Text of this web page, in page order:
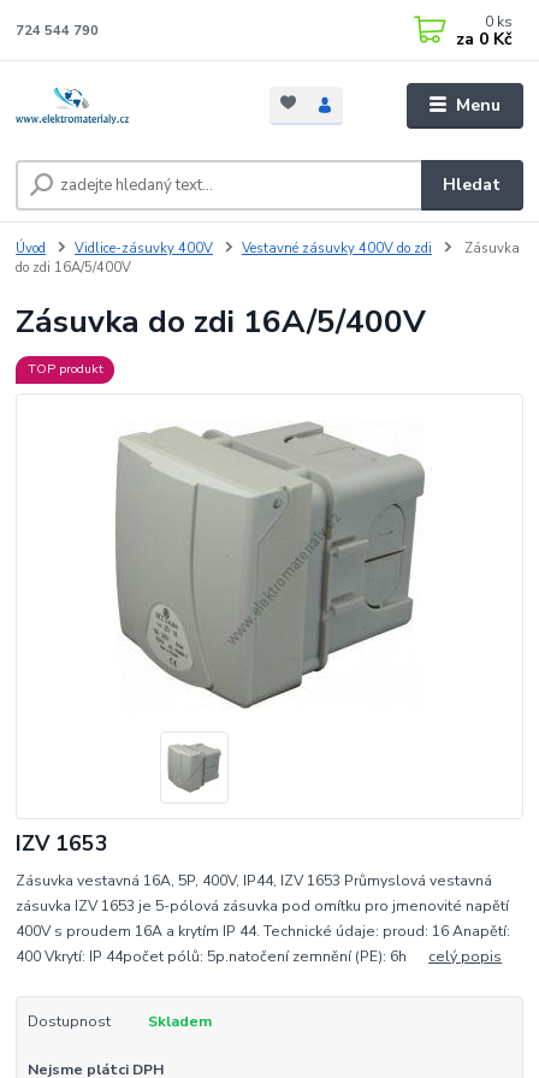
Menu
Hledat
724 544 790 0 ks
za 0 Kč
Úvod Vidlice-zásuvky 400V Vestavné zásuvky 400V do zdi
Zásuvka
do zdi 16A/5/400V
Zásuvka do zdi 16A/5/400V
TOP produkt
IZV 1653
Zásuvka vestavná 16A, 5P, 400V, IP44, IZV 1653 Průmyslová vestavná
zásuvka IZV 1653 je 5-pólová zásuvka pod omítku pro jmenovité napětí
400V s proudem 16A a krytím IP 44. Technické údaje: proud: 16 Anapětí:
400 Vkrytí: IP 44počet pólů: 5p.natočení zemnění (PE): 6h celý popis
Dostupnost Skladem
Nejsme plátci DPH